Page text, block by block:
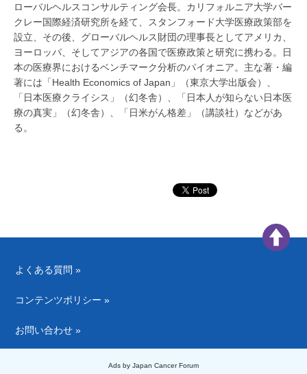
ローバルヘルスコンサルティング会長。カリフォルニア大学バー
クレー国際経済研究所を経て、スタンフォード大学医療政策部を
設立、その後、グローバルヘルス財団の理事長としてアメリカ、
ヨーロッパ、そしてアジアの各国で医療政策と研究に携わる。日
本の医療界におけるベンチマーク分析のパイオニア。主な著・編
著には「Health Economics of Japan」（東京大学出版会）、
「日本医療クライシス」（幻冬舎）、「日本人が知らない日本医
療の真実」（幻冬舎）、「日米がん格差」（講談社）などがあ
る。
よくある質問 »
コンテンツポリシー »
お問い合わせ »
Ads by Japan Cancer Forum